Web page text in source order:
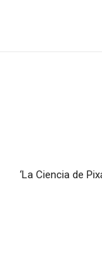
‘La Ciencia de